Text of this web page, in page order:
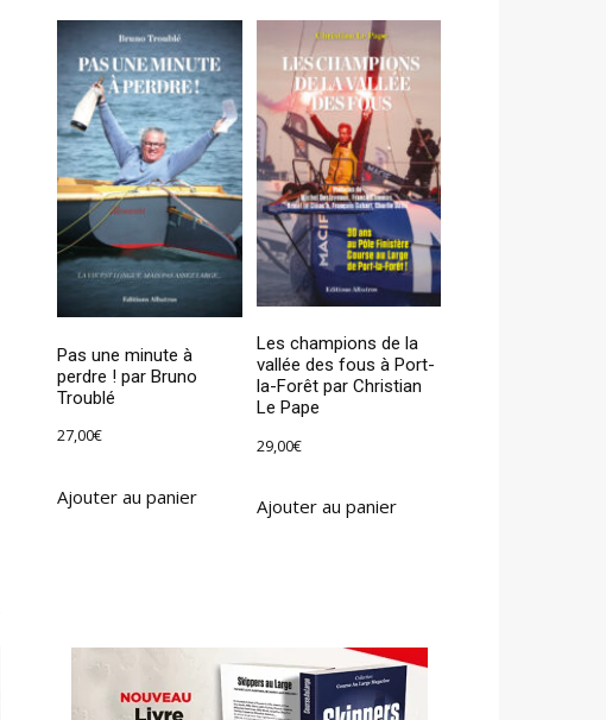
Pas une minute à
perdre ! par Bruno
Troublé
27,00€
Ajouter au panier
Les champions de la
vallée des fous à Port-
la-Forêt par Christian
Le Pape
29,00€
Ajouter au panier